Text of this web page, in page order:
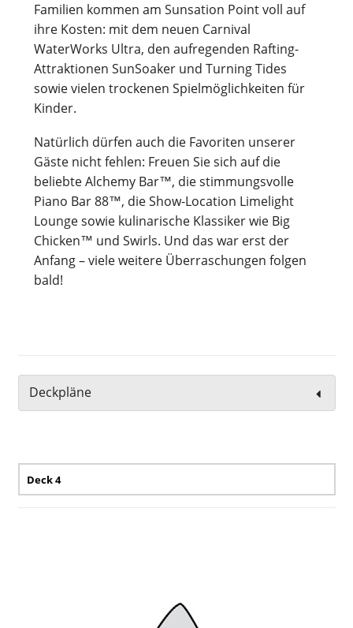
Familien kommen am Sunsation Point voll auf
ihre Kosten: mit dem neuen Carnival
WaterWorks Ultra, den aufregenden Rafting-
Attraktionen SunSoaker und Turning Tides
sowie vielen trockenen Spielmöglichkeiten für
Kinder.
Natürlich dürfen auch die Favoriten unserer
Gäste nicht fehlen: Freuen Sie sich auf die
beliebte Alchemy Bar™, die stimmungsvolle
Piano Bar 88™, die Show-Location Limelight
Lounge sowie kulinarische Klassiker wie Big
Chicken™ und Swirls. Und das war erst der
Anfang – viele weitere Überraschungen folgen
bald!
Deckpläne